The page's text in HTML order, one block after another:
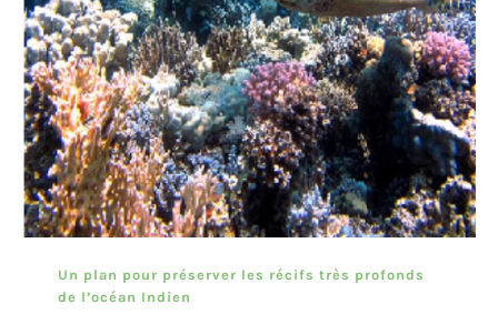
Un plan pour préserver les récifs très profonds
de l’océan Indien